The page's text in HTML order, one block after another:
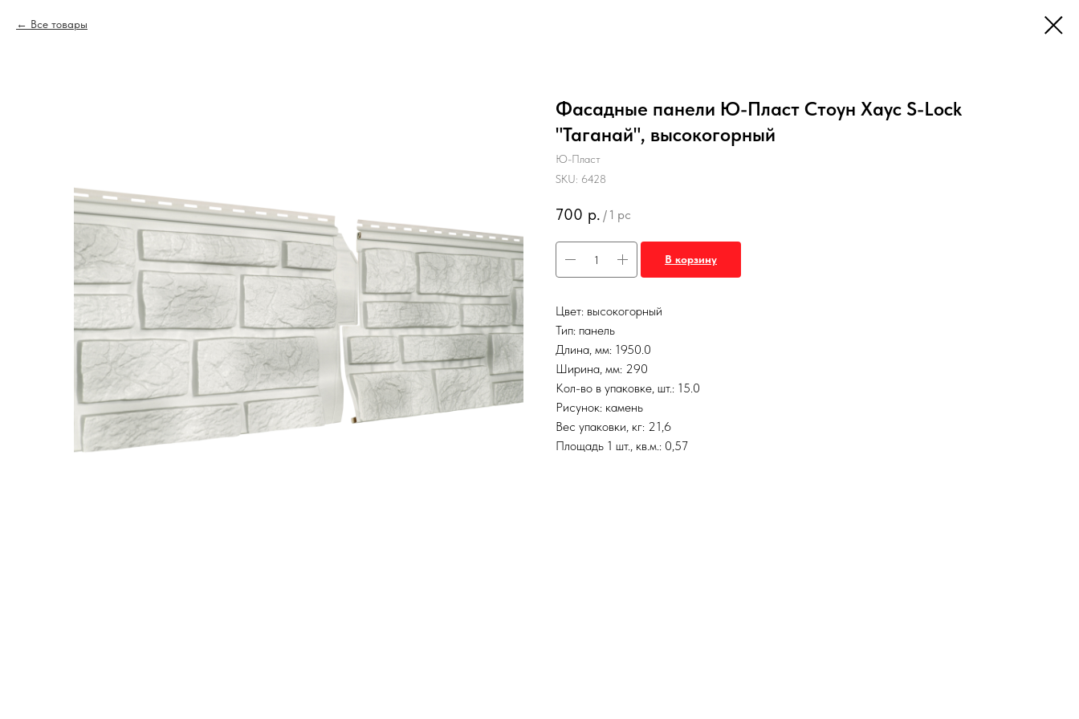
Все товары
Фасадные панели Ю-Пласт Стоун Хаус S-Lock
"Таганай", высокогорный
Ю-Пласт
SKU: 6428
700 р. / 1 pc
В корзину
Цвет: высокогорный
Тип: панель
Длина, мм: 1950.0
Ширина, мм: 290
Кол-во в упаковке, шт.: 15.0
Рисунок: камень
Вес упаковки, кг: 21,6
Площадь 1 шт., кв.м.: 0,57